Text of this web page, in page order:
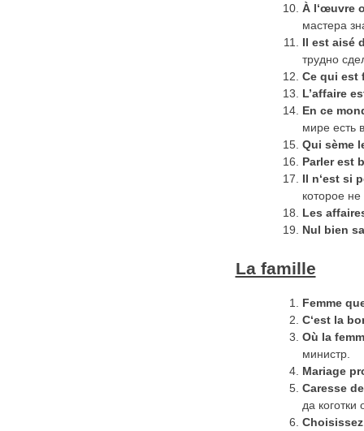
À l‘œuvre
мастера
Il est aisé
трудно
Ce qui est
L’affaire
En ce
мире есть
Qui sème
Parler est
Il n‘est si
которое
Les
Nul bien
La famille
Femme
С‘est la
Où la
министр.
Mariage
Caresse
да коготки